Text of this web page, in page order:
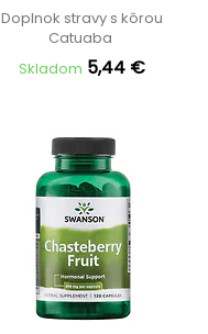
Doplnok stravy s kôrou
Catuaba
Skladom 5,44 €